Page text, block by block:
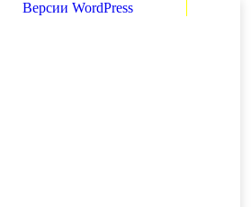
Версии WordPress